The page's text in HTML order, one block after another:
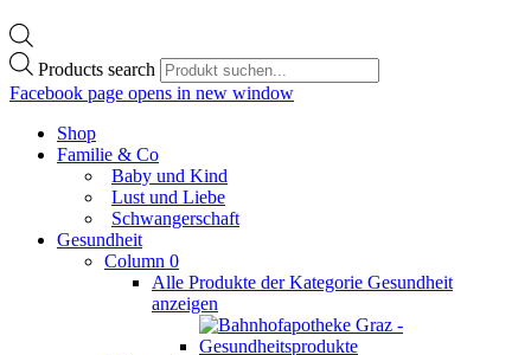
Products search
Facebook page opens in new window
Shop
Familie & Co
Baby und Kind
Lust und Liebe
Schwangerschaft
Gesundheit
Column 0
Alle Produkte der Kategorie Gesundheit
anzeigen